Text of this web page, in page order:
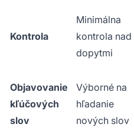
Kontrola
Minimálna
kontrola nad
dopytmi
Objavovanie
kľúčových
slov
Výborné na
hľadanie
nových slov